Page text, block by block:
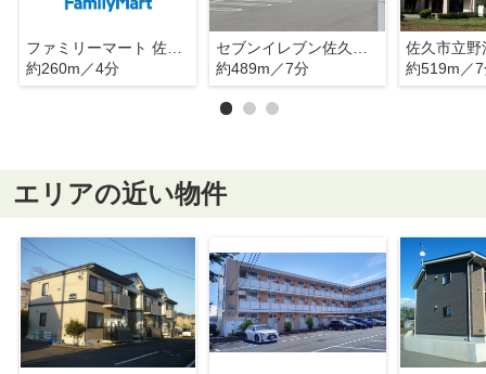
ファミリーマート 佐久取出町店
約260m／4分
約489m／7分
佐久市立野
約519m／
エリアの近い物件